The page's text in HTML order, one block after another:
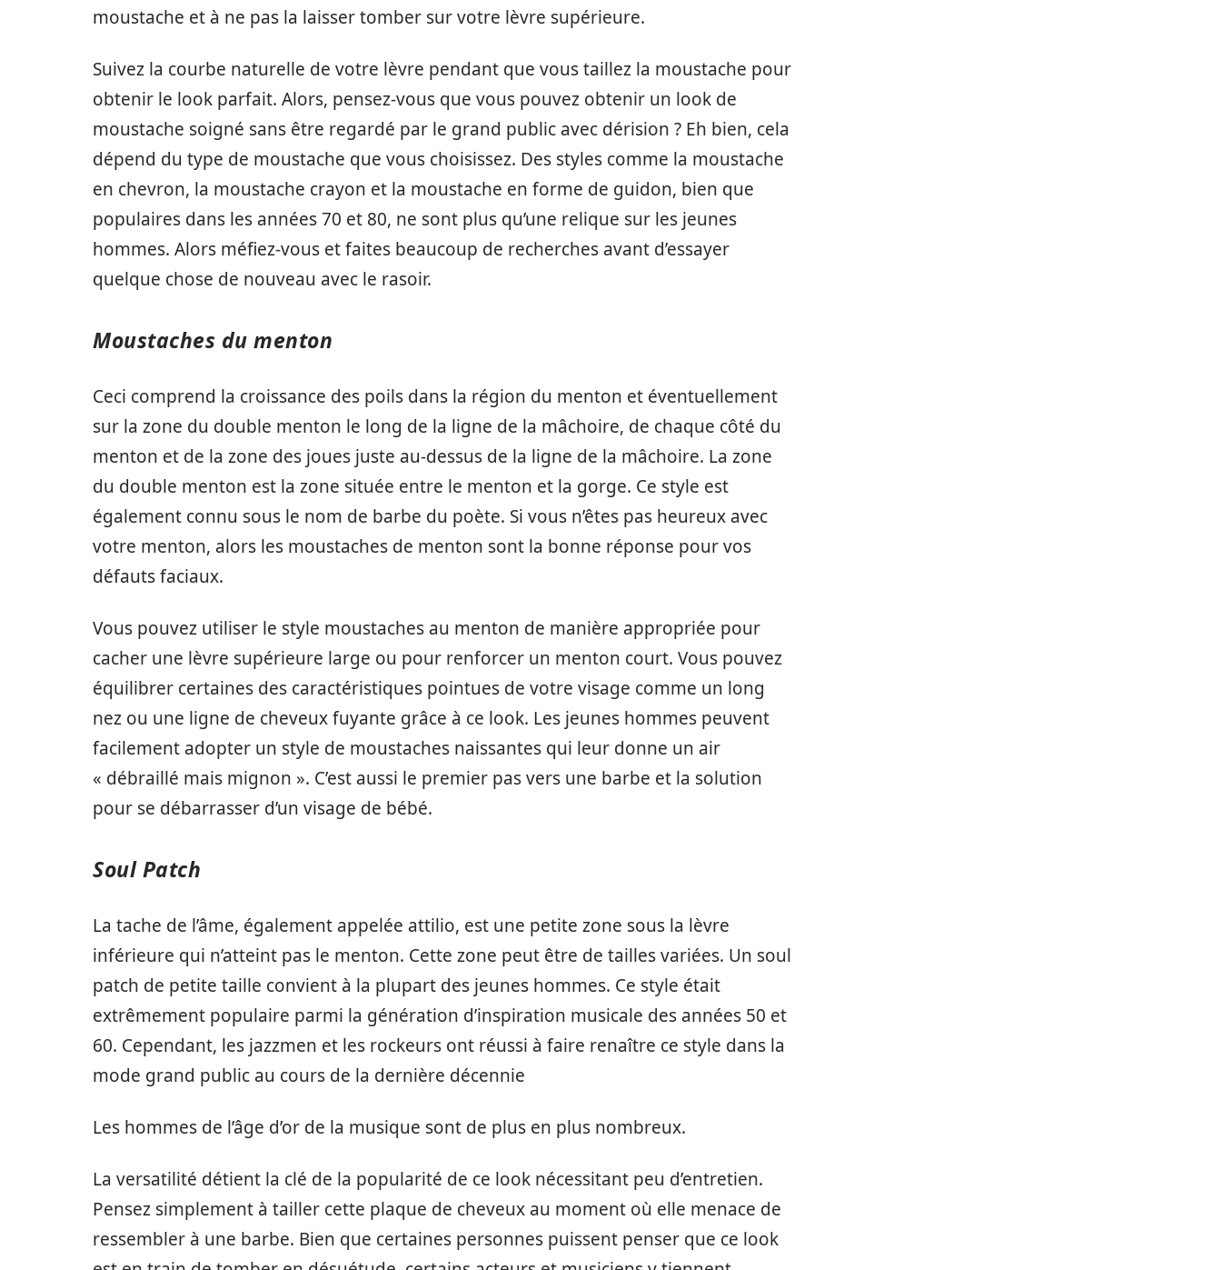
moustache et à ne pas la laisser tomber sur votre lèvre supérieure.
Suivez la courbe naturelle de votre lèvre pendant que vous taillez la moustache pour
obtenir le look parfait. Alors, pensez-vous que vous pouvez obtenir un look de
moustache soigné sans être regardé par le grand public avec dérision ? Eh bien, cela
dépend du type de moustache que vous choisissez. Des styles comme la moustache
en chevron, la moustache crayon et la moustache en forme de guidon, bien que
populaires dans les années 70 et 80, ne sont plus qu’une relique sur les jeunes
hommes. Alors méfiez-vous et faites beaucoup de recherches avant d’essayer
quelque chose de nouveau avec le rasoir.
Moustaches du menton
Ceci comprend la croissance des poils dans la région du menton et éventuellement
sur la zone du double menton le long de la ligne de la mâchoire, de chaque côté du
menton et de la zone des joues juste au-dessus de la ligne de la mâchoire. La zone
du double menton est la zone située entre le menton et la gorge. Ce style est
également connu sous le nom de barbe du poète. Si vous n’êtes pas heureux avec
votre menton, alors les moustaches de menton sont la bonne réponse pour vos
défauts faciaux.
Vous pouvez utiliser le style moustaches au menton de manière appropriée pour
cacher une lèvre supérieure large ou pour renforcer un menton court. Vous pouvez
équilibrer certaines des caractéristiques pointues de votre visage comme un long
nez ou une ligne de cheveux fuyante grâce à ce look. Les jeunes hommes peuvent
facilement adopter un style de moustaches naissantes qui leur donne un air
« débraillé mais mignon ». C’est aussi le premier pas vers une barbe et la solution
pour se débarrasser d’un visage de bébé.
Soul Patch
La tache de l’âme, également appelée attilio, est une petite zone sous la lèvre
inférieure qui n’atteint pas le menton. Cette zone peut être de tailles variées. Un soul
patch de petite taille convient à la plupart des jeunes hommes. Ce style était
extrêmement populaire parmi la génération d’inspiration musicale des années 50 et
60. Cependant, les jazzmen et les rockeurs ont réussi à faire renaître ce style dans la
mode grand public au cours de la dernière décennie
Les hommes de l’âge d’or de la musique sont de plus en plus nombreux.
La versatilité détient la clé de la popularité de ce look nécessitant peu d’entretien.
Pensez simplement à tailler cette plaque de cheveux au moment où elle menace de
ressembler à une barbe. Bien que certaines personnes puissent penser que ce look